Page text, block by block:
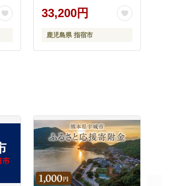
33,200円
鹿児島県 指宿市